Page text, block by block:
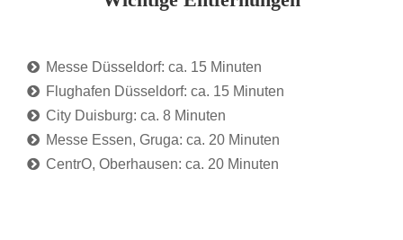
Messe Düsseldorf: ca. 15 Minuten
Flughafen Düsseldorf: ca. 15 Minuten
City Duisburg: ca. 8 Minuten
Messe Essen, Gruga: ca. 20 Minuten
CentrO, Oberhausen: ca. 20 Minuten